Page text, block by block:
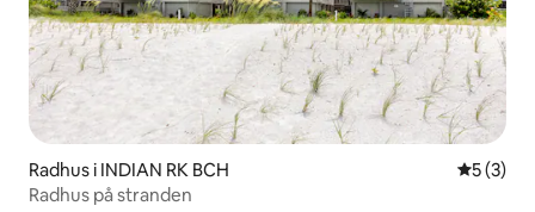
Radhus i INDIAN RK BCH 5 av 5 i
5 (3)
Radhus på stranden